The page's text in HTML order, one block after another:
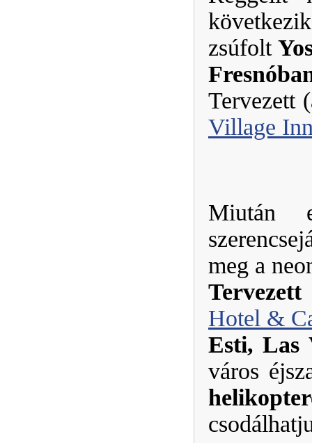
zsúfolt
Tervezett
Village
Miután
meg a
Tervezett
Hotel &
Esti, Las
város